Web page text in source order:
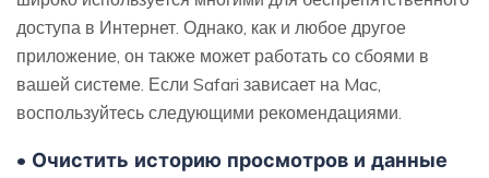
доступа в Интернет. Однако, как и любое другое
приложение, он также может работать со сбоями в
вашей системе. Если Safari зависает на Mac,
воспользуйтесь следующими рекомендациями.
• Очистить историю просмотров и данные